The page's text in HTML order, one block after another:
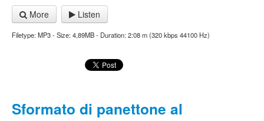
More
Listen
Filetype: MP3 - Size: 4,89MB - Duration: 2:08 m (320 kbps 44100 Hz)
Sformato di panettone al